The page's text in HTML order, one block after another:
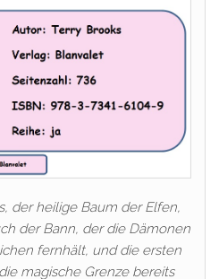
der heilige Baum der Elfen,
der Bann, der die Dämonen
fernhält, und die ersten
magische Grenze bereits